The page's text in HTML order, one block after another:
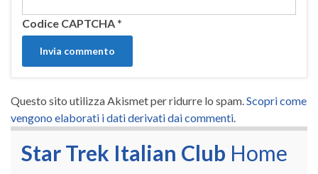
Codice CAPTCHA*
Questo sito utilizza Akismet per ridurre lo spam. Scopri come
vengono elaborati i dati derivati dai commenti
Star Trek Italian Club Home